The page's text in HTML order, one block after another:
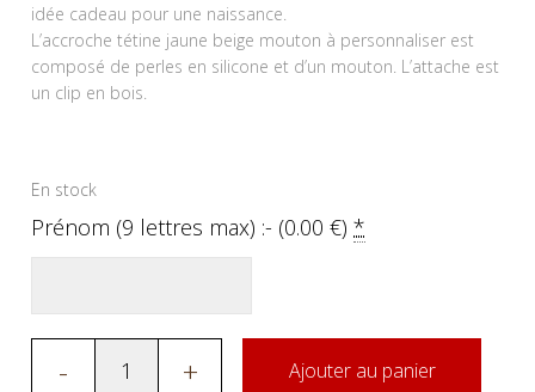
idée cadeau pour une naissance.
L’accroche tétine jaune beige mouton à personnaliser est
composé de perles en silicone et d’un mouton. L’attache est
un clip en bois.
En stock
Prénom (9 lettres max) :- (0.00€)*
- + Ajouter au panier